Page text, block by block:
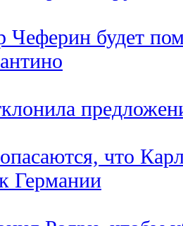
Чеферин будет
что
Германии